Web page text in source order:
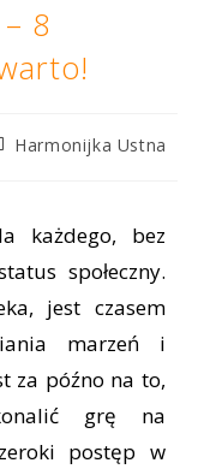
8
Harmonijka Ustna
każdego, bez
społeczny.
jest czasem
marzeń i
za późno na to,
grę na
postęp w